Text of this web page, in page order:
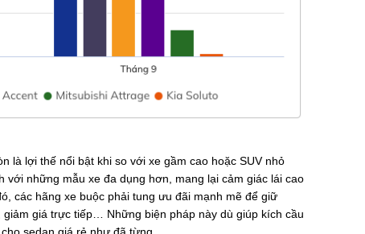
là lợi thế nổi bật khi so với xe gầm cao hoặc SUV nhỏ
những mẫu xe đa dụng hơn, mang lại cảm giác lái cao
các hãng xe buộc phải tung ưu đãi mạnh mẽ để giữ
giá trực tiếp… Những biện pháp này dù giúp kích cầu